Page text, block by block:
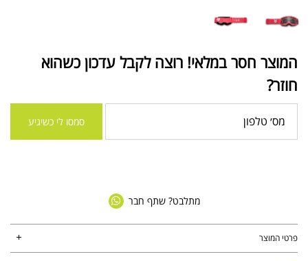
המוצר חסר במלאי! רוצה לקבל עדכון כשהוא
חוזר?
סמסו לי כשיגיע
מתלבט? שתף חבר
פרטי המוצר